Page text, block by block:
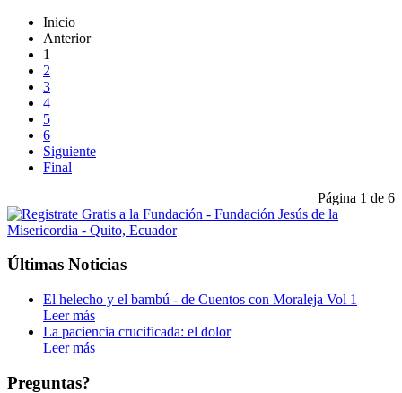
Inicio
Anterior
1
2
3
4
5
6
Siguiente
Final
Página 1 de 6
Últimas Noticias
El helecho y el bambú - de Cuentos con Moraleja Vol 1
Leer más
La paciencia crucificada: el dolor
Leer más
Preguntas?